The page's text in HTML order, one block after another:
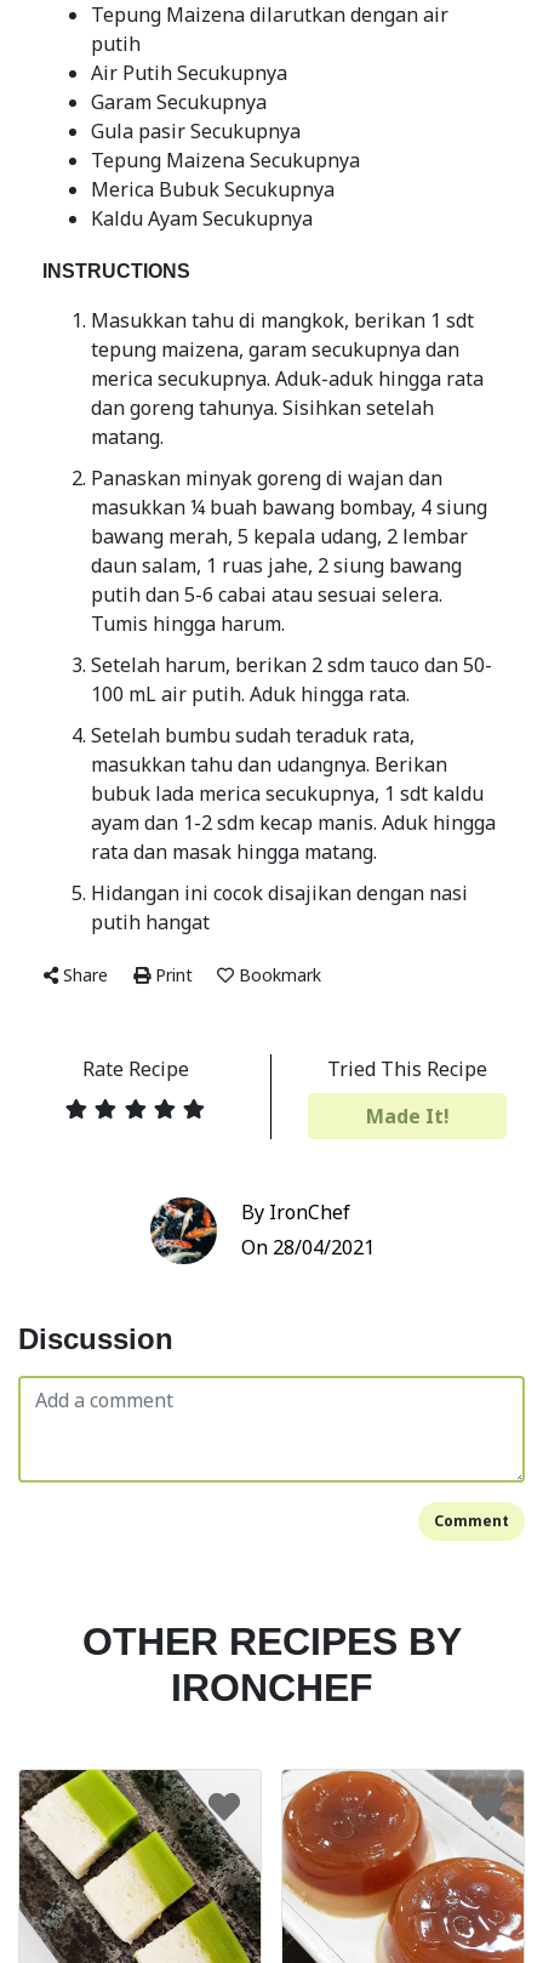
Tepung Maizena dilarutkan dengan air
putih
Air Putih Secukupnya
Garam Secukupnya
Gula pasir Secukupnya
Tepung Maizena Secukupnya
Merica Bubuk Secukupnya
Kaldu Ayam Secukupnya
INSTRUCTIONS
Masukkan tahu di mangkok, berikan 1 sdt
tepung maizena, garam secukupnya dan
merica secukupnya. Aduk-aduk hingga rata
dan goreng tahunya. Sisihkan setelah
matang.
Panaskan minyak goreng di wajan dan
masukkan ¼ buah bawang bombay, 4 siung
bawang merah, 5 kepala udang, 2 lembar
daun salam, 1 ruas jahe, 2 siung bawang
putih dan 5-6 cabai atau sesuai selera.
Tumis hingga harum.
Setelah harum, berikan 2 sdm tauco dan 50-
100 mL air putih. Aduk hingga rata.
Setelah bumbu sudah teraduk rata,
masukkan tahu dan udangnya. Berikan
bubuk lada merica secukupnya, 1 sdt kaldu
ayam dan 1-2 sdm kecap manis. Aduk hingga
rata dan masak hingga matang.
Hidangan ini cocok disajikan dengan nasi
putih hangat
Share Print Bookmark
Rate Recipe
Tried This Recipe
Made It!
By IronChef
On 28/04/2021
Discussion
Comment
OTHER RECIPES BY
IRONCHEF